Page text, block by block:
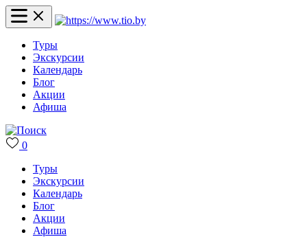
Туры
Экскурсии
Календарь
Блог
Акции
Афиша
0
Туры
Экскурсии
Календарь
Блог
Акции
Афиша